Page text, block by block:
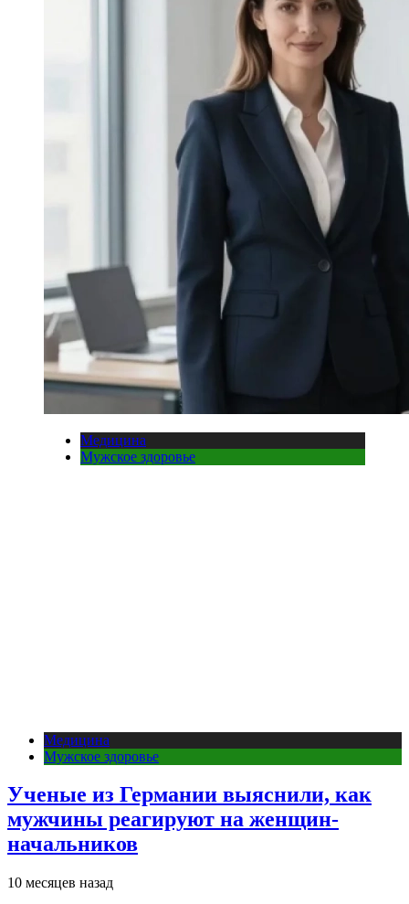
Медицина
Мужское здоровье
Медицина
Мужское здоровье
Ученые из Германии выяснили, как
мужчины реагируют на женщин-
начальников
10 месяцев назад